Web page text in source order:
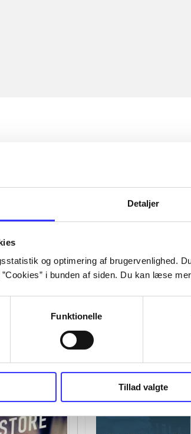
Detaljer
og optimering af brugervenlighed.
i bunden af siden. Du kan læse
Funktionelle
Tillad valgte